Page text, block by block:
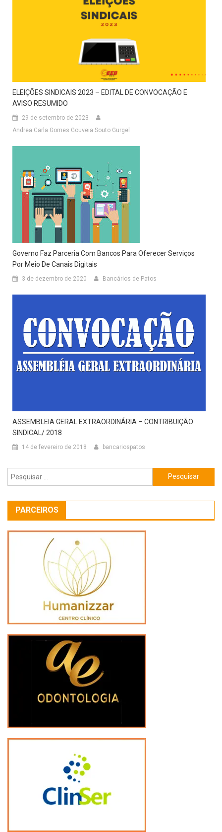
ELEIÇÕES SINDICAIS 2023 – EDITAL DE CONVOCAÇÃO E
AVISO RESUMIDO
29 de setembro de 2023
Andrea Carla Gomes Gouveia Souto Gurgel
Governo Faz Parceria Com Bancos Para Oferecer Serviços
Por Meio De Canais Digitais
3 de dezembro de 2020 Bancários de Patos
ASSEMBLEIA GERAL EXTRAORDINÁRIA – CONTRIBUIÇÃO
SINDICAL/ 2018
14 de fevereiro de 2018 bancariospatos
Pesquisar
por:
PARCEIROS